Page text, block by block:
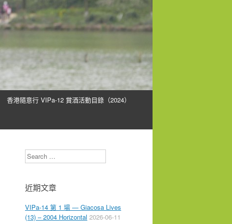
香港隨意行 VIPa-12 賞酒活動目錄（2024）
Search
近期文章
VIPa-14 第 1 場 — Giacosa Lives
(13) – 2004 Horizontal 2026-06-11